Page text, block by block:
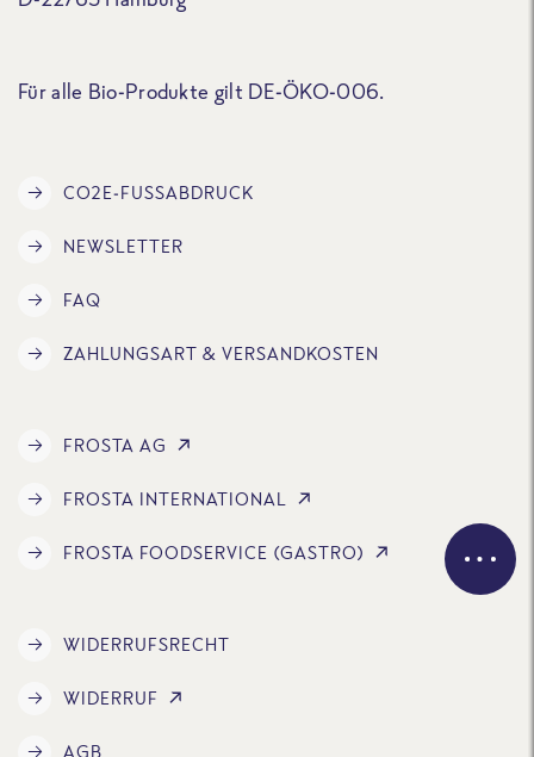
Für alle Bio-Produkte gilt DE-ÖKO-006.
CO2E-FUSSABDRUCK
NEWSLETTER
FAQ
ZAHLUNGSART & VERSANDKOSTEN
FROSTA AG
FROSTA INTERNATIONAL
FROSTA FOODSERVICE (GASTRO)
WIDERRUFSRECHT
WIDERRUF
AGB